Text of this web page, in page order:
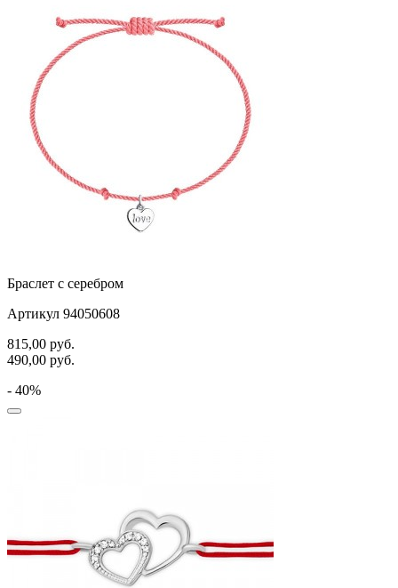
26.5
27
яблочки
якорь
ящерки
Браслет с серебром
Артикул 94050608
815,00 руб.
490,00 руб.
- 40%